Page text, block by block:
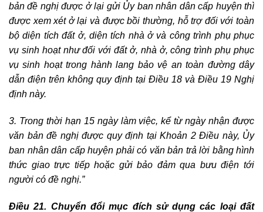
bản đề nghị được ở lại gửi Ủy ban nhân dân cấp huyện thì
được xem xét ở lại và được bồi thường, hỗ trợ đối với toàn
bộ diện tích đất ở, diện tích nhà ở và công trình phụ phục
vụ sinh hoạt như đối với đất ở, nhà ở, công trình phụ phục
vụ sinh hoạt trong hành lang bảo vệ an toàn đường dây
dẫn điện trên không quy định tại Điều 18 và Điều 19 Nghị
định này.
3. Trong thời hạn 15 ngày làm việc, kể từ ngày nhận được
văn bản đề nghị được quy định tại Khoản 2 Điều này, Ủy
ban nhân dân cấp huyện phải có văn bản trả lời bằng hình
thức giao trực tiếp hoặc gửi bảo đảm qua bưu điện tới
người có đề nghị.”
Điều 21. Chuyển đổi mục đích sử dụng các loại đất